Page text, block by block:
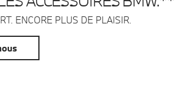
ENCORE PLUS DE PLAISIR.